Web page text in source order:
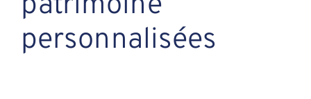
personnalisées